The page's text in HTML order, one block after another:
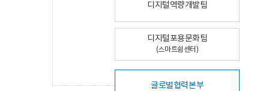
디지털역량개발팀
디지털포용문화팀
(스마트쉼센터)
글로벌협력본부